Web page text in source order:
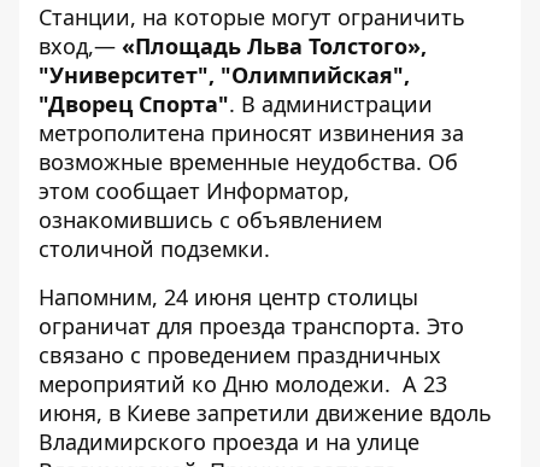
Станции, на которые могут ограничить
вход,— «Площадь Льва Толстого»,
"Университет", "Олимпийская",
"Дворец Спорта". В администрации
метрополитена приносят извинения за
возможные временные неудобства. Об
этом сообщает Информатор,
ознакомившись с объявлением
столичной подземки.
Напомним, 24 июня центр столицы
ограничат для проезда транспорта. Это
связано с проведением праздничных
мероприятий ко Дню молодежи. А 23
июня, в Киеве запретили движение вдоль
Владимирского проезда и на улице